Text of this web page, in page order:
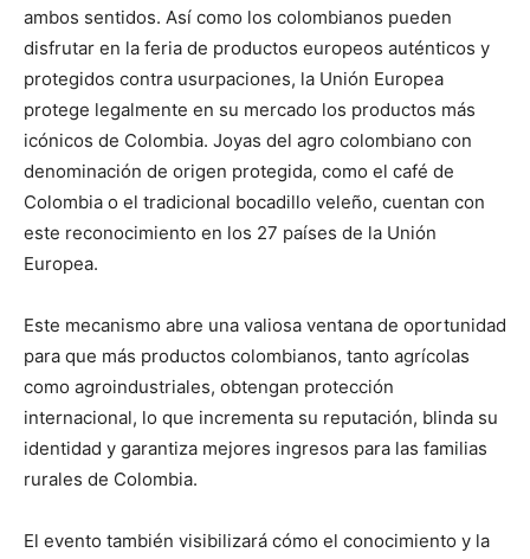
ambos sentidos. Así como los colombianos pueden
disfrutar en la feria de productos europeos auténticos y
protegidos contra usurpaciones, la Unión Europea
protege legalmente en su mercado los productos más
icónicos de Colombia. Joyas del agro colombiano con
denominación de origen protegida, como el café de
Colombia o el tradicional bocadillo veleño, cuentan con
este reconocimiento en los 27 países de la Unión
Europea.
Este mecanismo abre una valiosa ventana de oportunidad
para que más productos colombianos, tanto agrícolas
como agroindustriales, obtengan protección
internacional, lo que incrementa su reputación, blinda su
identidad y garantiza mejores ingresos para las familias
rurales de Colombia.
El evento también visibilizará cómo el conocimiento y la